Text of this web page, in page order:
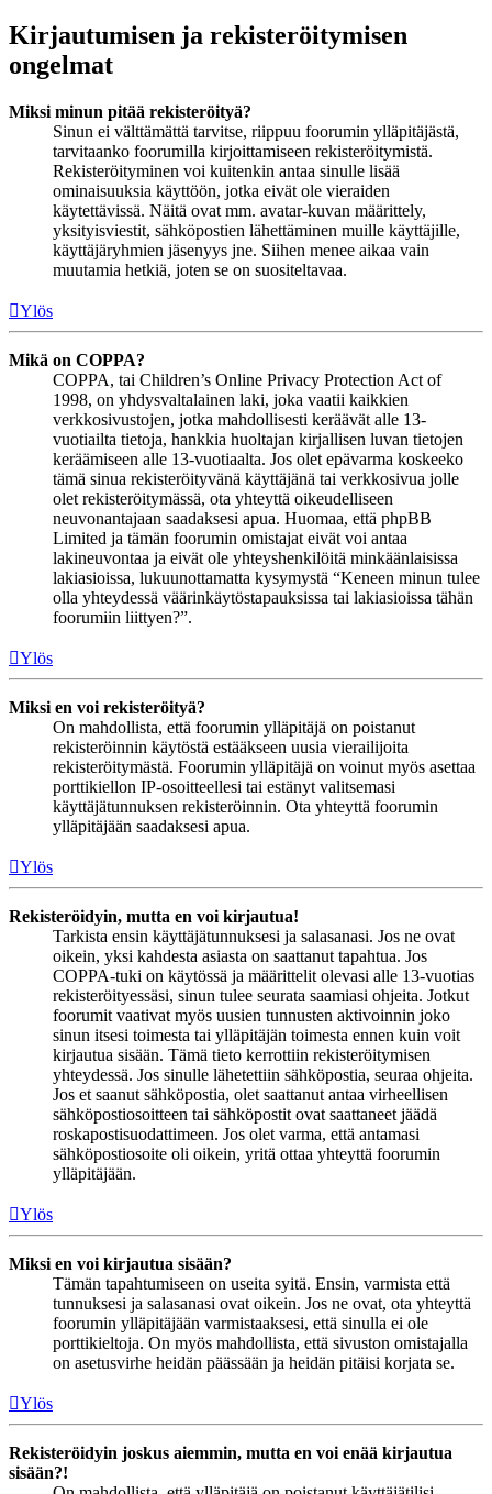
Kirjautumisen ja rekisteröitymisen
ongelmat
Miksi minun pitää rekisteröityä?
Sinun ei välttämättä tarvitse, riippuu foorumin ylläpitäjästä,
tarvitaanko foorumilla kirjoittamiseen rekisteröitymistä.
Rekisteröityminen voi kuitenkin antaa sinulle lisää
ominaisuuksia käyttöön, jotka eivät ole vieraiden
käytettävissä. Näitä ovat mm. avatar-kuvan määrittely,
yksityisviestit, sähköpostien lähettäminen muille käyttäjille,
käyttäjäryhmien jäsenyys jne. Siihen menee aikaa vain
muutamia hetkiä, joten se on suositeltavaa.
Ylös
Mikä on COPPA?
COPPA, tai Children’s Online Privacy Protection Act of
1998, on yhdysvaltalainen laki, joka vaatii kaikkien
verkkosivustojen, jotka mahdollisesti keräävät alle 13-
vuotiailta tietoja, hankkia huoltajan kirjallisen luvan tietojen
keräämiseen alle 13-vuotiaalta. Jos olet epävarma koskeeko
tämä sinua rekisteröityvänä käyttäjänä tai verkkosivua jolle
olet rekisteröitymässä, ota yhteyttä oikeudelliseen
neuvonantajaan saadaksesi apua. Huomaa, että phpBB
Limited ja tämän foorumin omistajat eivät voi antaa
lakineuvontaa ja eivät ole yhteyshenkilöitä minkäänlaisissa
lakiasioissa, lukuunottamatta kysymystä “Keneen minun tulee
olla yhteydessä väärinkäytöstapauksissa tai lakiasioissa tähän
foorumiin liittyen?”.
Ylös
Miksi en voi rekisteröityä?
On mahdollista, että foorumin ylläpitäjä on poistanut
rekisteröinnin käytöstä estääkseen uusia vierailijoita
rekisteröitymästä. Foorumin ylläpitäjä on voinut myös asettaa
porttikiellon IP-osoitteellesi tai estänyt valitsemasi
käyttäjätunnuksen rekisteröinnin. Ota yhteyttä foorumin
ylläpitäjään saadaksesi apua.
Ylös
Rekisteröidyin, mutta en voi kirjautua!
Tarkista ensin käyttäjätunnuksesi ja salasanasi. Jos ne ovat
oikein, yksi kahdesta asiasta on saattanut tapahtua. Jos
COPPA-tuki on käytössä ja määrittelit olevasi alle 13-vuotias
rekisteröityessäsi, sinun tulee seurata saamiasi ohjeita. Jotkut
foorumit vaativat myös uusien tunnusten aktivoinnin joko
sinun itsesi toimesta tai ylläpitäjän toimesta ennen kuin voit
kirjautua sisään. Tämä tieto kerrottiin rekisteröitymisen
yhteydessä. Jos sinulle lähetettiin sähköpostia, seuraa ohjeita.
Jos et saanut sähköpostia, olet saattanut antaa virheellisen
sähköpostiosoitteen tai sähköpostit ovat saattaneet jäädä
roskapostisuodattimeen. Jos olet varma, että antamasi
sähköpostiosoite oli oikein, yritä ottaa yhteyttä foorumin
ylläpitäjään.
Ylös
Miksi en voi kirjautua sisään?
Tämän tapahtumiseen on useita syitä. Ensin, varmista että
tunnuksesi ja salasanasi ovat oikein. Jos ne ovat, ota yhteyttä
foorumin ylläpitäjään varmistaaksesi, että sinulla ei ole
porttikieltoja. On myös mahdollista, että sivuston omistajalla
on asetusvirhe heidän päässään ja heidän pitäisi korjata se.
Ylös
Rekisteröidyin joskus aiemmin, mutta en voi enää kirjautua
sisään?!